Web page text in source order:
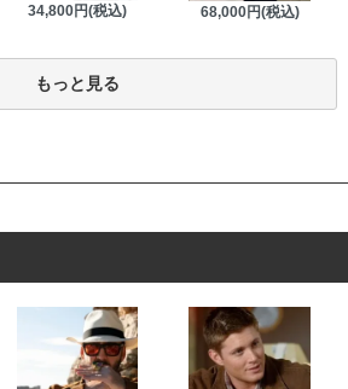
34,800円(税込) 68,000円(税込)
もっと見る